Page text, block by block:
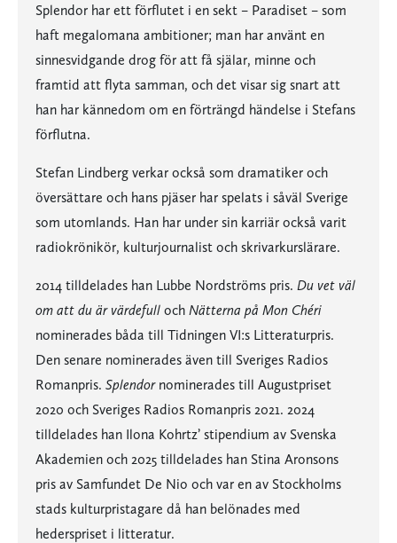
Splendor har ett förflutet i en sekt – Paradiset – som
haft megalomana ambitioner; man har använt en
sinnesvidgande drog för att få själar, minne och
framtid att flyta samman, och det visar sig snart att
han har kännedom om en förträngd händelse i Stefans
förflutna.
Stefan Lindberg verkar också som dramatiker och
översättare och hans pjäser har spelats i såväl Sverige
som utomlands. Han har under sin karriär också varit
radiokrönikör, kulturjournalist och skrivarkurslärare.
2014 tilldelades han Lubbe Nordströms pris. Du vet väl
om att du är värdefull och Nätterna på Mon Chéri
nominerades båda till Tidningen VI:s Litteraturpris.
Den senare nominerades även till Sveriges Radios
Romanpris. Splendornominerades till Augustpriset
2020 och Sveriges Radios Romanpris 2021. 2024
tilldelades han Ilona Kohrtz’ stipendium av Svenska
Akademien och 2025 tilldelades han Stina Aronsons
pris av Samfundet De Nio och var en av Stockholms
stads kulturpristagare då han belönades med
hederspriset i litteratur.